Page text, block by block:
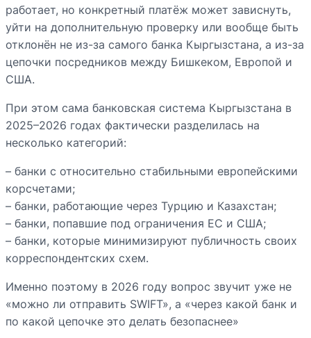
работает, но конкретный платёж может зависнуть,
уйти на дополнительную проверку или вообще быть
отклонён не из-за самого банка Кыргызстана, а из-за
цепочки посредников между Бишкеком, Европой и
США.
При этом сама банковская система Кыргызстана в
2025–2026 годах фактически разделилась на
несколько категорий:
– банки с относительно стабильными европейскими
корсчетами;
– банки, работающие через Турцию и Казахстан;
– банки, попавшие под ограничения ЕС и США;
– банки, которые минимизируют публичность своих
корреспондентских схем.
Именно поэтому в 2026 году вопрос звучит уже не
«можно ли отправить SWIFT», а «через какой банк и
по какой цепочке это делать безопаснее»